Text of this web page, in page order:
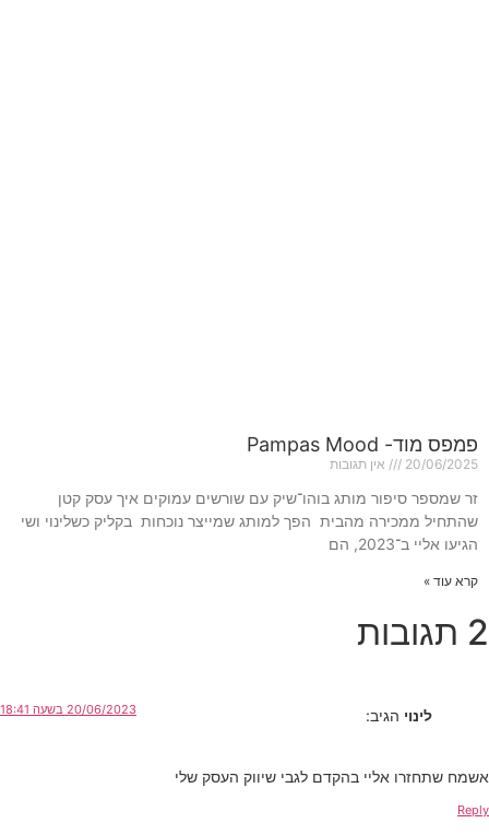
פמפס מוד- Pampas Mood
20/06/2025 אין תגובות
זר שמספר סיפור מותג בוהו־שיק עם שורשים עמוקים איך עסק קטן
שהתחיל ממכירה מהבית הפך למותג שמייצר נוכחות בקליק כשלינוי ושי
הגיעו אליי ב־2023, הם
קרא עוד »
לינוי הגיב: 20/06/2023 בשעה 18:41
שתחזרו אליי בהקדם לגבי שיווק העסק שלי